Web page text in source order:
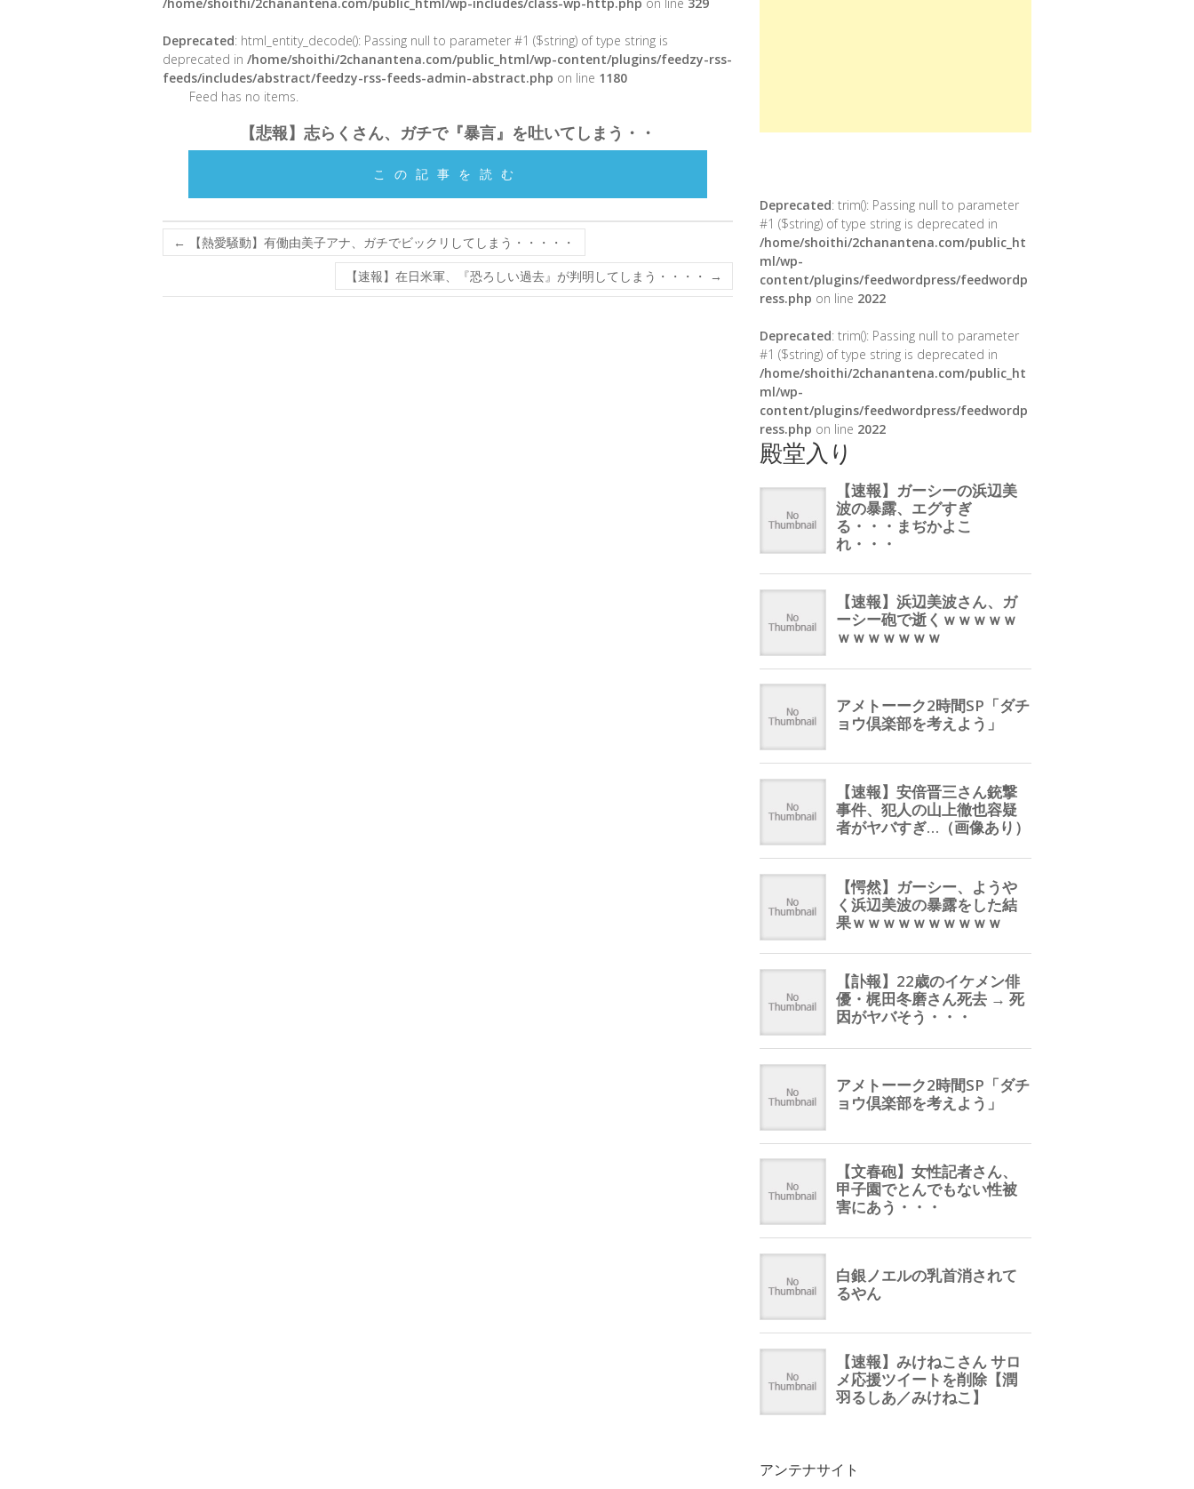
Deprecated: html_entity_decode(): Passing null to parameter #1 ($string) of type string is
deprecated in /home/shoithi/2chanantena.com/public_html/wp-content/plugins/feedzy-rss-
feeds/includes/abstract/feedzy-rss-feeds-admin-abstract.php on line 1180
Feed has no items.
【悲報】志らくさん、ガチで『暴言』を吐いてしまう・・
この記事を読む
←
【熱愛騒動】有働由美子アナ、ガチでビックリしてしまう・・・・・
【速報】在日米軍、『恐ろしい過去』が判明してしまう・・・・
→
Deprecated: trim(): Passing null to parameter
#1 ($string) of type string is deprecated in
/home/shoithi/2chanantena.com/public_ht
ml/wp-
content/plugins/feedwordpress/feedwordp
ress.php on line 2022
Deprecated: trim(): Passing null to parameter
#1 ($string) of type string is deprecated in
/home/shoithi/2chanantena.com/public_ht
ml/wp-
content/plugins/feedwordpress/feedwordp
ress.php on line 2022
殿堂入り
アンテナサイト